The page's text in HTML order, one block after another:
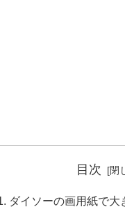
目次
ダイソーの画用紙で大